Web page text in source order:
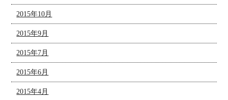
2015年10月
2015年9月
2015年7月
2015年6月
2015年4月